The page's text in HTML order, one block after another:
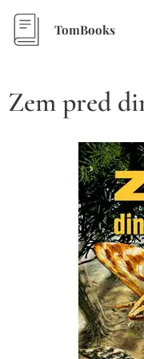
TomBooks
Zem pred